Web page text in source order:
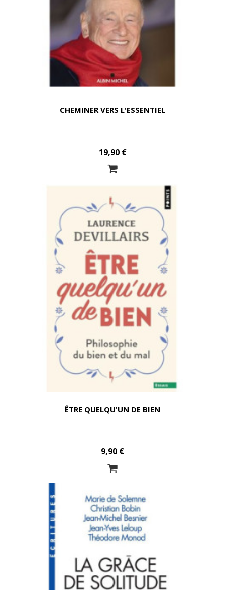
CHEMINER VERS L'ESSENTIEL
19,90 €
ÊTRE QUELQU'UN DE BIEN
9,90 €